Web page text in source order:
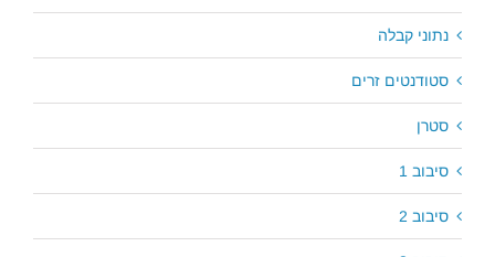
נתוני קבלה
סטודנטים זרים
סטרן
סיבוב 1
סיבוב 2